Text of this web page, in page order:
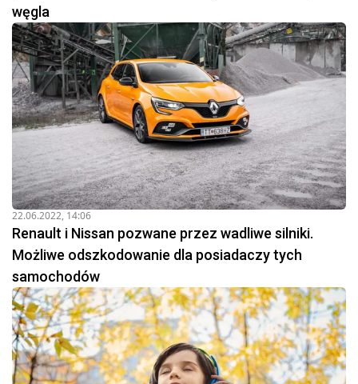
węgla
22.06.2022, 14:06
Renault i Nissan pozwane przez wadliwe silniki.
Możliwe odszkodowanie dla posiadaczy tych
samochodów